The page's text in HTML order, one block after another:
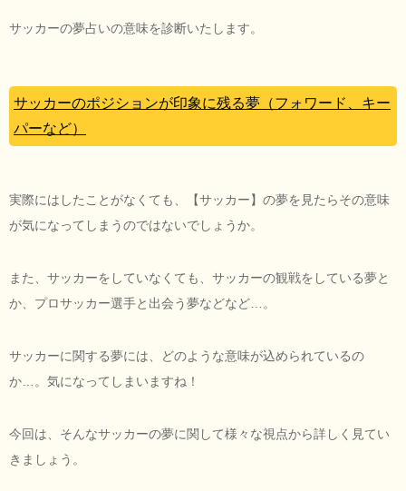
サッカーの夢占いの意味を診断いたします。
サッカーのポジションが印象に残る夢（フォワード、キー
パーなど）
実際にはしたことがなくても、【サッカー】の夢を見たらその意味
が気になってしまうのではないでしょうか。
また、サッカーをしていなくても、サッカーの観戦をしている夢と
か、プロサッカー選手と出会う夢などなど…。
サッカーに関する夢には、どのような意味が込められているの
か…。気になってしまいますね！
今回は、そんなサッカーの夢に関して様々な視点から詳しく見てい
きましょう。